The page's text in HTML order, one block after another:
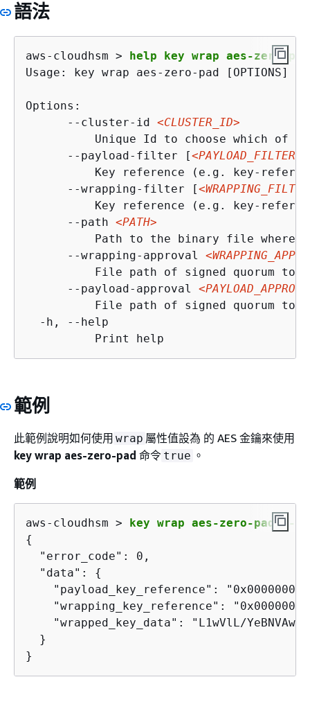
語法
aws-cloudhsm > help key wrap aes-zero-pad
Usage: key wrap aes-zero-pad
Options:
      --cluster-id
<CLUSTER_ID>
Unique Id to choose which of
      --payload-filter [
<PAYLOAD_FILTER>
Key reference (e.g. key-
      --wrapping-filter [
Key reference (e.g. key-
      --path
<PATH>
Path to the binary file where
      --wrapping-approval
File path of signed quorum
      --payload-approval
File path of signed quorum
  -h, --help
          Print help
範例
此範例說明如何使用 wrap 屬性值設為 的 AES 金鑰來使用
key wrap aes-zero-pad 命令 true 。
範例
aws-cloudhsm > key wrap aes-zero-pad
{
  "error_code": 0,
  "data":
{
"payload_key_reference":
"wrapping_key_reference":
"wrapped_key_data": "L1wVlL/
  }
}